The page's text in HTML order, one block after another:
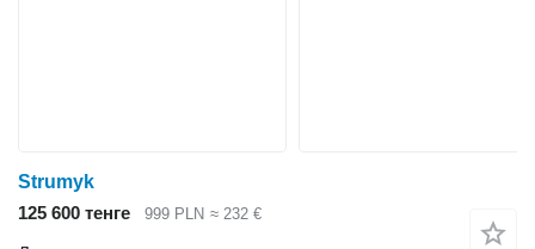
Strumyk
125 600 тенге
999 PLN ≈ 232 €